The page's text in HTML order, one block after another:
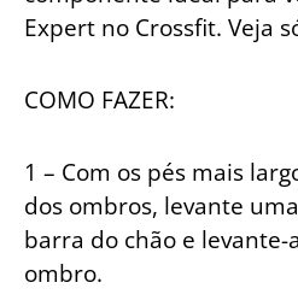
Expert no Crossfit. Veja
COMO FAZER:
1 – Com os pés mais
dos ombros, levante
barra do chão e
ombro.